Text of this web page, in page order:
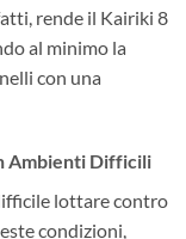
rende il Kairiki 8
al minimo la
con una
Ambienti Difficili
lottare contro
condizioni,